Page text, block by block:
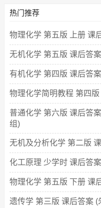
热门推荐
物理化学 第五版 上册 课
无机化学 第五版 课后答
有机化学 第四版 课后答
物理化学简明教程 第四
普通化学 第六版 课后答
组)
无机及分析化学 第二版
化工原理 少学时 课后答
物理化学 第五版 下册 课
遗传学 第三版 课后答案 (